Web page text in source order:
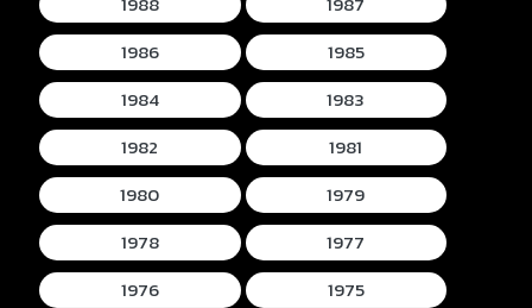
1986
1985
1984
1983
1982
1981
1980
1979
1978
1977
1976
1975